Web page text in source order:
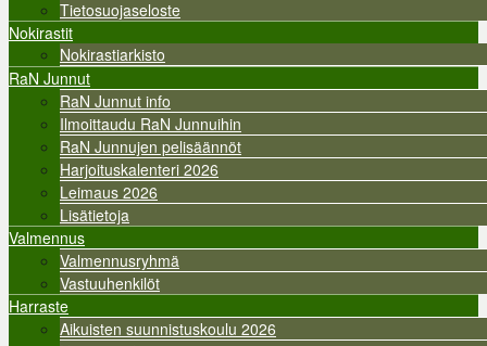
Tietosuojaseloste
Nokirastit
Nokirastiarkisto
RaN Junnut
RaN Junnut info
Ilmoittaudu RaN Junnuihin
RaN Junnujen pelisäännöt
Harjoituskalenteri 2026
Leimaus 2026
Lisätietoja
Valmennus
Valmennusryhmä
Vastuuhenkilöt
Harraste
Aikuisten suunnistuskoulu 2026